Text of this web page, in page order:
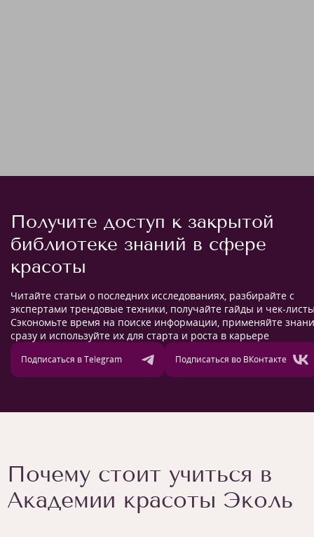
Получите доступ к закрытой
библиотеке знаний в сфере
красоты
Читайте статьи о последних исследованиях, разбирайте с
экспертами трендовые техники, получайте гайды и чек-
Сэкономьте время на поиске информации, применяйте
сразу и используйте их для старта и роста в карьере
Подписаться в Telegram Подписаться во ВКонтакте
Почему стоит учиться в
Академии красоты Эколь